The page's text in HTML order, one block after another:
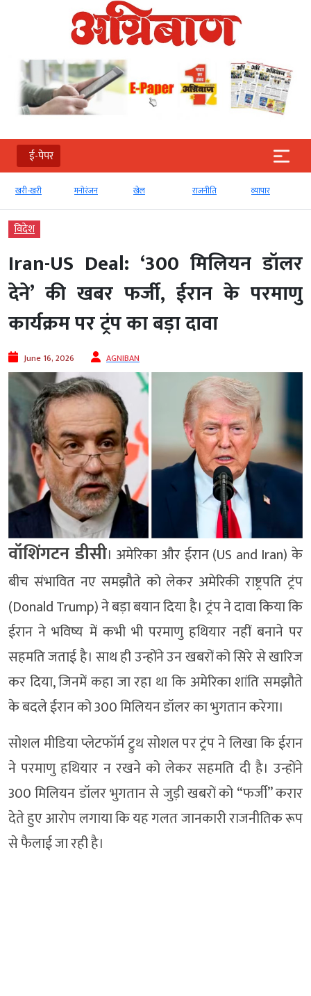
ई-पेपर
खरी-खरी मनोरंजन खेल राजनीति व्‍यापार
विदेश
Iran-US Deal: ‘300 मिलियन डॉलर
देने’ की खबर फर्जी, ईरान के परमाणु
कार्यक्रम पर ट्रंप का बड़ा दावा
June 16, 2026 AGNIBAN
वॉशिंगटन डीसी। अमेरिका और ईरान (US and Iran) के
बीच संभावित नए समझौते को लेकर अमेरिकी राष्ट्रपति ट्रंप
(Donald Trump) ने बड़ा बयान दिया है। ट्रंप ने दावा किया कि
ईरान ने भविष्य में कभी भी परमाणु हथियार नहीं बनाने पर
सहमति जताई है। साथ ही उन्होंने उन खबरों को सिरे से खारिज
कर दिया, जिनमें कहा जा रहा था कि अमेरिका शांति समझौते
के बदले ईरान को 300 मिलियन डॉलर का भुगतान करेगा।
सोशल मीडिया प्लेटफॉर्म ट्रुथ सोशल पर ट्रंप ने लिखा कि ईरान
ने परमाणु हथियार न रखने को लेकर सहमति दी है। उन्होंने
300 मिलियन डॉलर भुगतान से जुड़ी खबरों को “फर्जी” करार
देते हुए आरोप लगाया कि यह गलत जानकारी राजनीतिक रूप
से फैलाई जा रही है।